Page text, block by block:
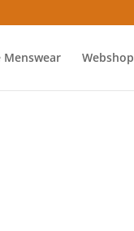
Menswear Webshop